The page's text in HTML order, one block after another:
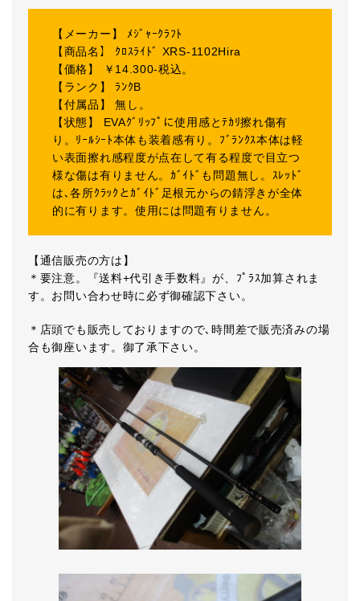
【メーカー】 ﾒｼﾞｬｰｸﾗﾌﾄ
【商品名】 ｸﾛｽﾗｲﾄﾞ XRS-1102Hira
【価格】 ￥14.300-税込。
【ランク】 ﾗﾝｸB
【付属品】 無し。
【状態】 EVAｸﾞﾘｯﾌﾟに使用感とﾃｶﾘ擦れ傷有
り。ﾘｰﾙｼｰﾄ本体も装着感有り。ﾌﾞﾗﾝｸｽ本体は軽
い表面擦れ感程度が点在して有る程度で目立つ
様な傷は有りません。ｶﾞｲﾄﾞも問題無し。ｽﾚｯﾄﾞ
は､各所ｸﾗｯｸとｶﾞｲﾄﾞ足根元からの錆浮きが全体
的に有ります。使用には問題有りません。
【通信販売の方は】
＊要注意。『送料+代引き手数料』が、ﾌﾟﾗｽ加算されま
す。お問い合わせ時に必ず御確認下さい。
＊店頭でも販売しておりますので､時間差で販売済みの場
合も御座います。御了承下さい。